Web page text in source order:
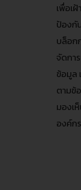
เพื่อเ
ป้องกั
บล็อก
จัดกา
ข้อมูล
ตามข้
มองเ
องค์ก